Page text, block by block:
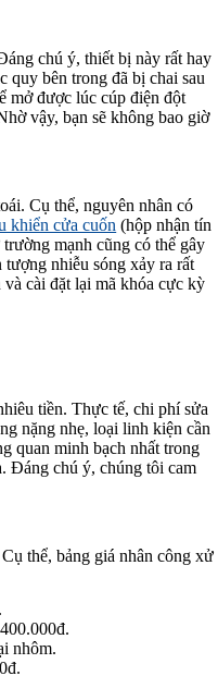
chú ý, thiết bị này rất hay
quy bên trong đã bị chai sau
mở được lúc cúp điện đột
vậy, bạn sẽ không bao giờ
Cụ thể, nguyên nhân có
khiển cửa cuốn (hộp nhận tín
mạnh cũng có thể gây
nhiễu sóng xảy ra rất
cài đặt lại mã khóa cực kỳ
tiền. Thực tế, chi phí sửa
nặng nhẹ, loại linh kiện cần
quan minh bạch nhất trong
Đáng chú ý, chúng tôi cam
thể, bảng giá nhân công xử
nhôm.